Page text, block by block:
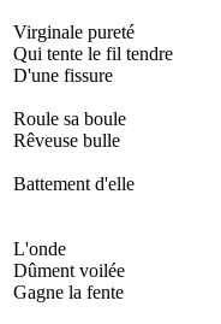
Virginale pureté
Qui tente le fil tendre
D'une fissure
Roule sa boule
Rêveuse bulle
Battement d'elle
L'onde
Dûment voilée
Gagne la fente